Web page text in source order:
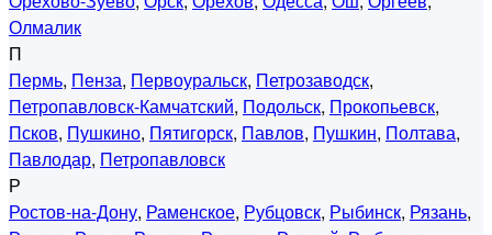
Олмалик
П
Пермь, Пенза, Первоуральск, Петрозаводск,
Петропавловск-Камчатский, Подольск, Прокопьевск,
Псков, Пушкино, Пятигорск, Павлов, Пушкин, Полтава,
Павлодар, Петропавловск
Р
Ростов-на-Дону, Раменское, Рубцовск, Рыбинск, Рязань,